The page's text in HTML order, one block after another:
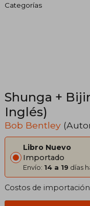
Categorías
Shunga +
Inglés)
Bob Bentley
Libro Nuevo
Importado
Envío: 14 a 19 días
Costos de